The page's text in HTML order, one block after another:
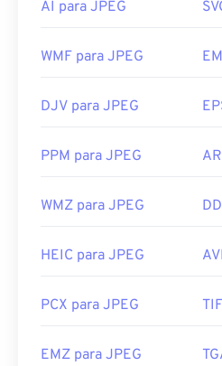
com" para fazer sua seleção.
navegadores populares,
Group
Lançamento inicial:
18 de
https://en.wikipedia.org/
AI para JPEG
WMF para JPEG
DJV para JPEG
PPM para JPEG
WMZ para JPEG
HEIC para JPEG
PCX para JPEG
EMZ para JPEG